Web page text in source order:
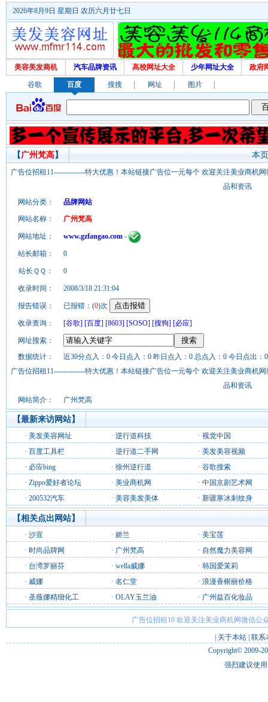
2026年8月9日 星期日 农历六月廿七日
美容美发商机 汽车品牌资讯 高校网址大全 少年网址大全 政府
谷歌 百度 搜搜 网址 图片
本
【 广州梵高】
广告位招租11-------------特大优惠！本站链接广告位一元每个 欢迎关注美业商机
品和资讯
网站分类：
品牌网站
网站名称：
广州梵高
网站地址： www.gzfangao.com -
站长邮箱： 0
站长ＱＱ： 0
收录时间： 2008/3/18 21:31:04
报告错误： 已报错：(0)次
收录查询： [谷歌] [百度] [8603] [SOSO] [搜狗] [必应]
网址搜索：
数据统计：
近30分点入：0 今日点入：0 昨日点入：0 总点入：0 今日点出：
广告位招租11-------------特大优惠！本站链接广告位一元每个 欢迎关注美业商机
品和资讯
网站简介：
广州梵高
【最新来访网站】
· 美发美容网址 · 逆行道科技 · 视觉中国
· 百度工具栏 · 逆行道二手网 · 美发美容视频
· 必应bing · 徐州逆行道 · 谷歌搜索
· Zippo爱好者论坛 · 美业商机网 · 中国京剧艺术网
· 200532汽车 · 美容美发美体 · 新疆寒冰刺纹身
【相关点出网站】
· 沙宣 · 娇兰 · 美宝莲
· 时尚品牌网 · 广州梵高 · 自然魔力美容网
· 台湾罗丽芬 · wella威娜 · 韩国爱茉莉
· 威娜 · 名仁堂 · 浪漫香榭丽价格
· 圣薇娜精细化工 · OLAY玉兰油 · 广州益百化妆品
广告位招租10 欢迎关注美业商机网微信公
关于本站 联系
Copyright© 2009-
强烈建议使